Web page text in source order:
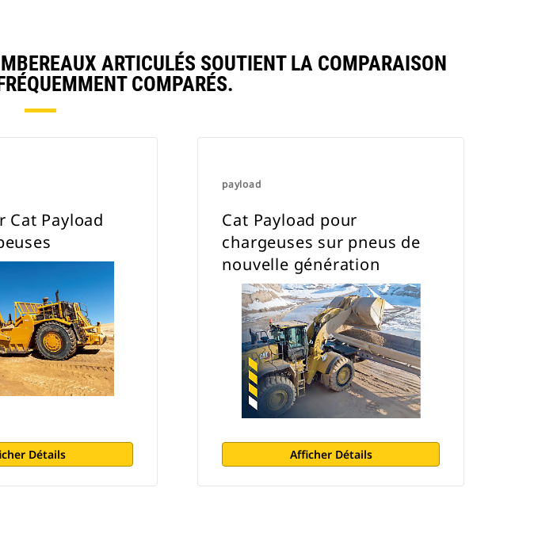
ARTICULÉS SOUTIENT LA COMPARAISON
COMPARÉS.
Cat Payload
Détails
payload
Cat Payload pour
chargeuses sur pneus de
nouvelle génération
Afficher Détails